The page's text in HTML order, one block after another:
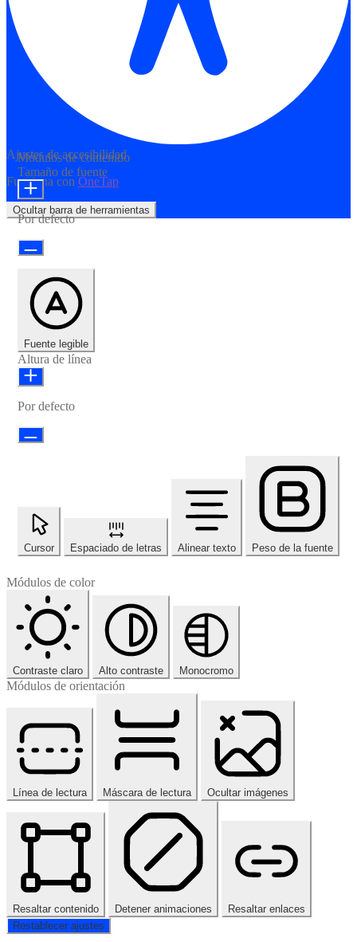
Ajustes de accesibilidad
Funciona con OneTap
Ocultar barra de herramientas
Módulos de contenido
Tamaño de fuente
Por defecto
Fuente legible
Altura de línea
Por defecto
Cursor Espaciado de letras Alinear texto Peso de la fuente
Módulos de color
Contraste claro Alto contraste Monocromo
Módulos de orientación
Línea de lectura Máscara de lectura Ocultar imágenes
Resaltar contenido Detener animaciones
Resaltar enlaces
Restablecer ajustes